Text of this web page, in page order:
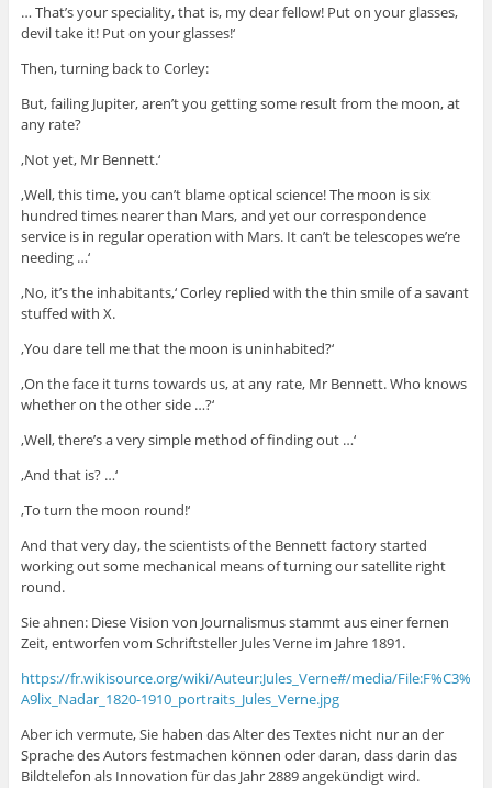
… That’s your speciality, that is, my dear fellow! Put on your glasses,
devil take it! Put on your glasses!‘
Then, turning back to Corley:
But, failing Jupiter, aren’t you getting some result from the moon, at
any rate?
‚Not yet, Mr Bennett.‘
‚Well, this time, you can’t blame optical science! The moon is six
hundred times nearer than Mars, and yet our correspondence
service is in regular operation with Mars. It can’t be telescopes we’re
needing …‘
‚No, it’s the inhabitants,‘ Corley replied with the thin smile of a savant
stuffed with X.
‚You dare tell me that the moon is uninhabited?‘
‚On the face it turns towards us, at any rate, Mr Bennett. Who knows
whether on the other side …?‘
‚Well, there’s a very simple method of finding out …‘
‚And that is? …‘
‚To turn the moon round!‘
And that very day, the scientists of the Bennett factory started
working out some mechanical means of turning our satellite right
round.
Sie ahnen: Diese Vision von Journalismus stammt aus einer fernen
Zeit, entworfen vom Schriftsteller Jules Verne im Jahre 1891.
https://fr.wikisource.org/wiki/Auteur:Jules_Verne#/media/File:F%C3%
A9lix_Nadar_1820-1910_portraits_Jules_Verne.jpg
Aber ich vermute, Sie haben das Alter des Textes nicht nur an der
Sprache des Autors festmachen können oder daran, dass darin das
Bildtelefon als Innovation für das Jahr 2889 angekündigt wird.